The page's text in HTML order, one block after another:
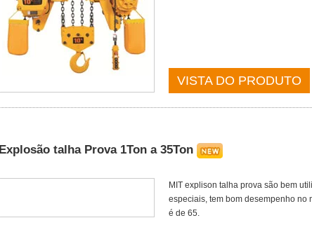
VISTA DO PRODUTO
Explosão talha Prova 1Ton a 35Ton
MIT explison talha prova são bem
especiais, tem bom desempenho no
é de 65.